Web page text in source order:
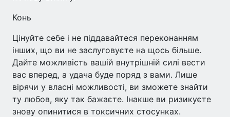
Конь
Цінуйте себе і не піддавайтеся переконанням
інших, що ви не заслуговуєте на щось більше.
Дайте можливість вашій внутрішній силі вести
вас вперед, а удача буде поряд з вами. Лише
вірячи у власні можливості, ви зможете знайти
ту любов, яку так бажаєте. Інакше ви ризикуєте
знову опинитися в токсичних стосунках.